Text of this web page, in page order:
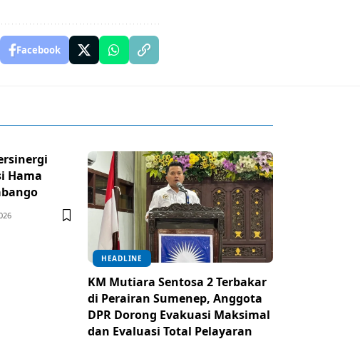
Facebook
Hama
HEADLINE
KM Mutiara Sentosa 2 Terbakar
di Perairan Sumenep, Anggota
DPR Dorong Evakuasi Maksimal
dan Evaluasi Total Pelayaran